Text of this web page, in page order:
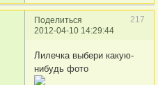
Поделиться
217
2012-04-10 14:29:44
Лилечка выбери какую-
нибудь фото